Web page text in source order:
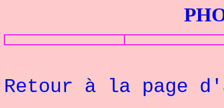
PHOTOS
Retour à la page